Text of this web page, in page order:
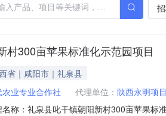
村300亩苹果标准化示范园项目
省｜咸阳市｜礼泉县
业专业合作社 代理单位： 陕西永明项
称：礼泉县叱干镇朝阳新村300亩苹果标